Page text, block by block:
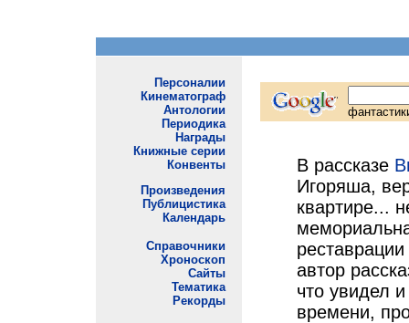
В рассказе
Игоряша,
квартире...
автор
что увидел
времени,